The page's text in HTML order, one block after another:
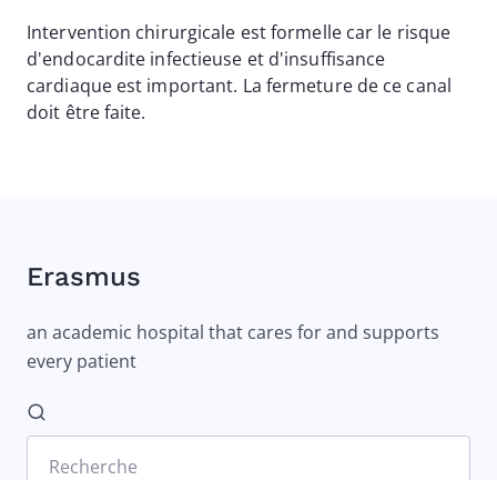
Intervention chirurgicale est formelle car le risque
d'endocardite infectieuse et d'insuffisance
cardiaque est important. La fermeture de ce canal
doit être faite.
Erasmus
an academic hospital that cares for and supports
every patient
Recherche